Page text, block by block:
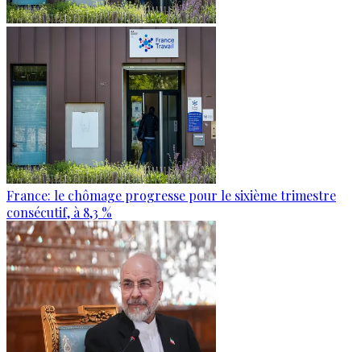
France: le chômage progresse pour le sixième trimestre
consécutif, à 8,3 %